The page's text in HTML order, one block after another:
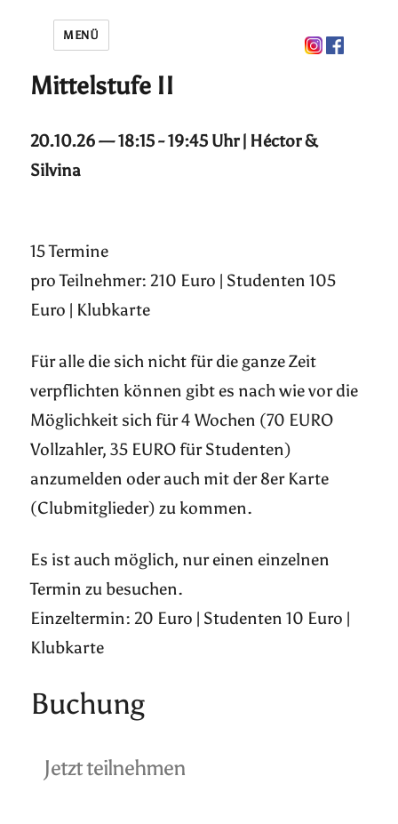
MENÜ
Mittelstufe II
20.10.26 — 18:15 - 19:45 Uhr | Héctor &
Silvina
15 Termine
pro Teilnehmer: 210 Euro | Studenten 105
Euro | Klubkarte
Für alle die sich nicht für die ganze Zeit
verpflichten können gibt es nach wie vor die
Möglichkeit sich für 4 Wochen (70 EURO
Vollzahler, 35 EURO für Studenten)
anzumelden oder auch mit der 8er Karte
(Clubmitglieder) zu kommen.
Es ist auch möglich, nur einen einzelnen
Termin zu besuchen.
Einzeltermin: 20 Euro | Studenten 10 Euro |
Klubkarte
Buchung
Jetzt teilnehmen